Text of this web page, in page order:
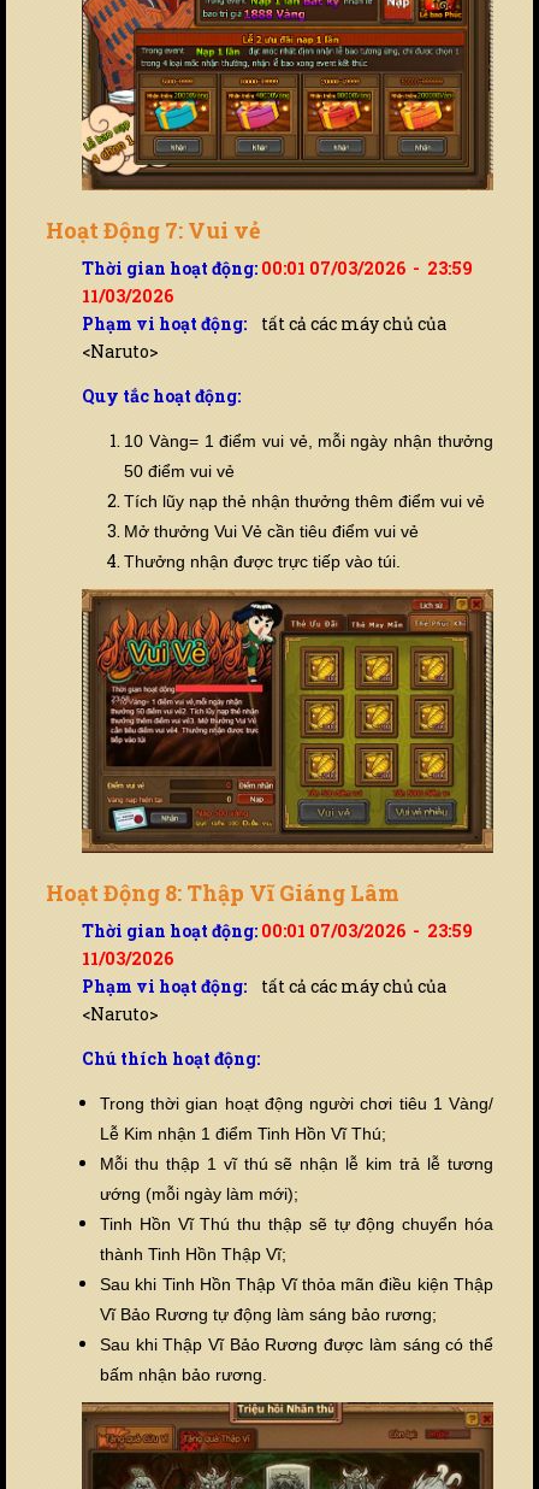
Hoạt Động 7: Vui vẻ
Thời gian hoạt động: 00:01 07/03/2026 - 23:59
11/03/2026
Phạm vi hoạt động: tất cả các máy chủ của
<Naruto>
Quy tắc hoạt động:
10 Vàng= 1 điểm vui vẻ, mỗi ngày nhận thưởng
50 điểm vui vẻ
Tích lũy nạp thẻ nhận thưởng thêm điểm vui vẻ
Mở thưởng Vui Vẻ cần tiêu điểm vui vẻ
Thưởng nhận được trực tiếp vào túi.
Hoạt Động 8: Thập Vĩ Giáng Lâm
Thời gian hoạt động: 00:01 07/03/2026 - 23:59
11/03/2026
Phạm vi hoạt động: tất cả các máy chủ của
<Naruto>
Chú thích hoạt động:
Trong thời gian hoạt động người chơi tiêu 1 Vàng/
Lễ Kim nhận 1 điểm Tinh Hồn Vĩ Thú;
Mỗi thu thập 1 vĩ thú sẽ nhận lễ kim trả lễ tương
ướng (mỗi ngày làm mới);
Tinh Hồn Vĩ Thú thu thập sẽ tự động chuyển hóa
thành Tinh Hồn Thập Vĩ;
Sau khi Tinh Hồn Thập Vĩ thỏa mãn điều kiện Thập
Vĩ Bảo Rương tự động làm sáng bảo rương;
Sau khi Thập Vĩ Bảo Rương được làm sáng có thể
bấm nhận bảo rương.